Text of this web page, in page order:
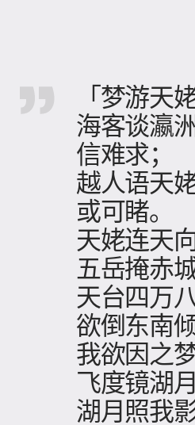
「梦游天
海客谈瀛
信难求；
越人语天
或可睹。
天姥连天
五岳掩赤城
天台四万
欲倒东南倾
我欲因之
飞度镜湖月
湖月照我